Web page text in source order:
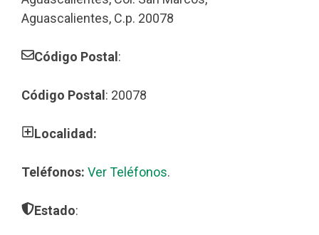
Aguascalientes, C.p. 20078
Código Postal :
Código Postal : 20078
Localidad:
Teléfonos: Ver Teléfonos.
Estado: